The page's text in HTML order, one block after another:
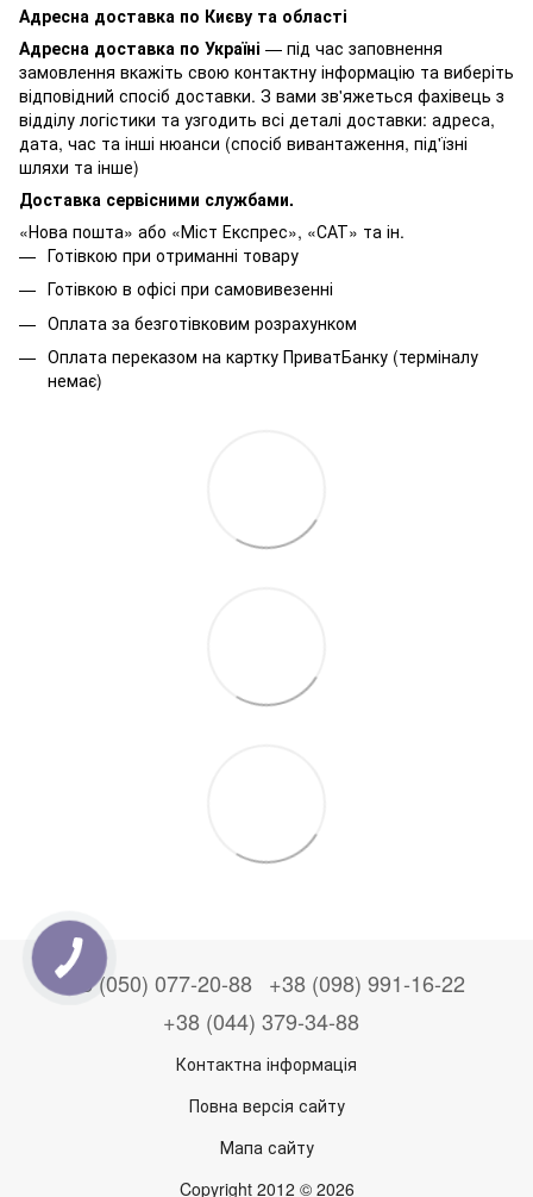
Адресна доставка по Києву та області
Адресна доставка по Україні — під час заповнення
замовлення вкажіть свою контактну інформацію та виберіть
відповідний спосіб доставки. З вами зв'яжеться фахівець з
відділу логістики та узгодить всі деталі доставки: адреса,
дата, час та інші нюанси (спосіб вивантаження, під'їзні
шляхи та інше)
Доставка сервісними службами.
«Нова пошта» або «Міст Експрес», «САТ» та ін.
Готівкою при отриманні товару
Готівкою в офісі при самовивезенні
Оплата за безготівковим розрахунком
Оплата переказом на картку ПриватБанку (терміналу
немає)
+38 (050) 077-20-88 +38 (098) 991-16-22
+38 (044) 379-34-88
Контактна інформація
Повна версія сайту
Мапа сайту
Copyright 2012 © 2026